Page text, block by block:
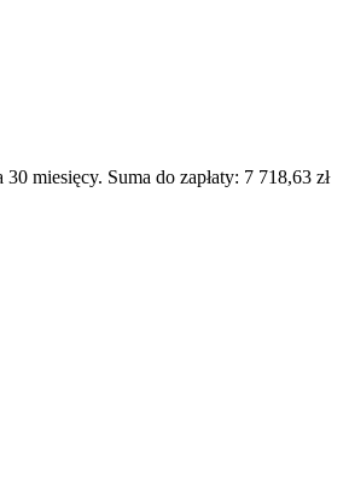
miesięcy. Suma do zapłaty: 7 718,63 zł